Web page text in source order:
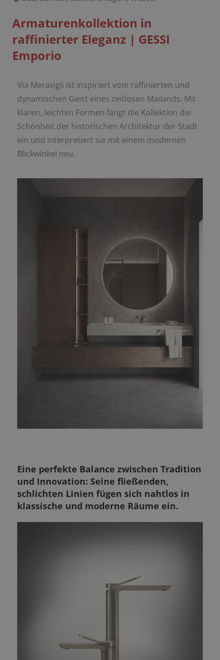
Armaturenkollektion in
raffinierter Eleganz | GESSI
Emporio
Via Meravigli ist inspiriert vom raffinierten und
dynamischen Geist eines zeitlosen Mailands. Mit
klaren, leichten Formen fängt die Kollektion die
Schönheit der historischen Architektur der Stadt
ein und interpretiert sie mit einem modernen
Blickwinkel neu.
Eine perfekte Balance zwischen Tradition
und Innovation: Seine fließenden,
schlichten Linien fügen sich nahtlos in
klassische und moderne Räume ein.